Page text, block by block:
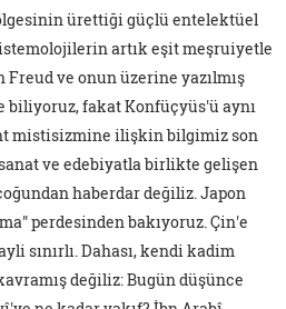
ürettiği güçlü entelektüel
artık eşit meşruiyetle
ve onun üzerine yazılmış
biliyoruz, fakat Konfüçyüs'ü aynı
mistisizmine ilişkin bilgimiz son
ve edebiyatla birlikte gelişen
haberdar değiliz. Japon
perdesinden bakıyoruz. Çin'e
sınırlı. Dahası, kendi kadim
değiliz: Bugün düşünce